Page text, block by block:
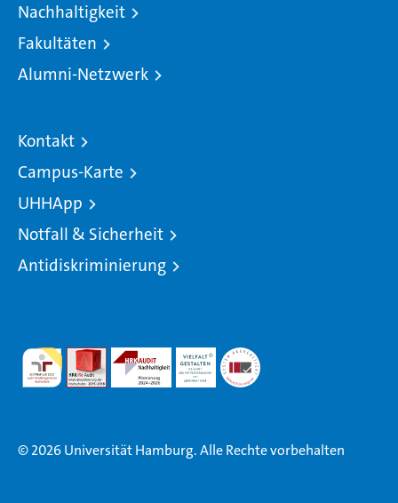
Nachhaltigkeit
Fakultäten
Alumni-Netzwerk
Kontakt
Campus-Karte
UHHApp
Notfall & Sicherheit
Antidiskriminierung
© 2026 Universität Hamburg. Alle Rechte vorbehalten